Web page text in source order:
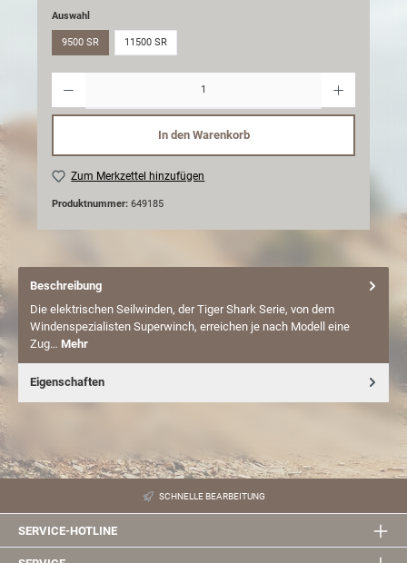
Auswahl
9500 SR 11500 SR
In den Warenkorb
Zum Merkzettel hinzufügen
Produktnummer: 649185
Beschreibung
Die elektrischen Seilwinden, der Tiger Shark Serie, von dem
Windenspezialisten Superwinch, erreichen je nach Modell eine
Zug… Mehr
Eigenschaften
SCHNELLE BEARBEITUNG
SERVICE-HOTLINE